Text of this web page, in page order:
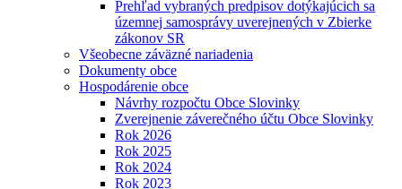
Prehľad vybraných predpisov dotýkajúcich sa
územnej samosprávy uverejnených v Zbierke
zákonov SR
Všeobecne záväzné nariadenia
Dokumenty obce
Hospodárenie obce
Návrhy rozpočtu Obce Slovinky
Zverejnenie záverečného účtu Obce Slovinky
Rok 2026
Rok 2025
Rok 2024
Rok 2023